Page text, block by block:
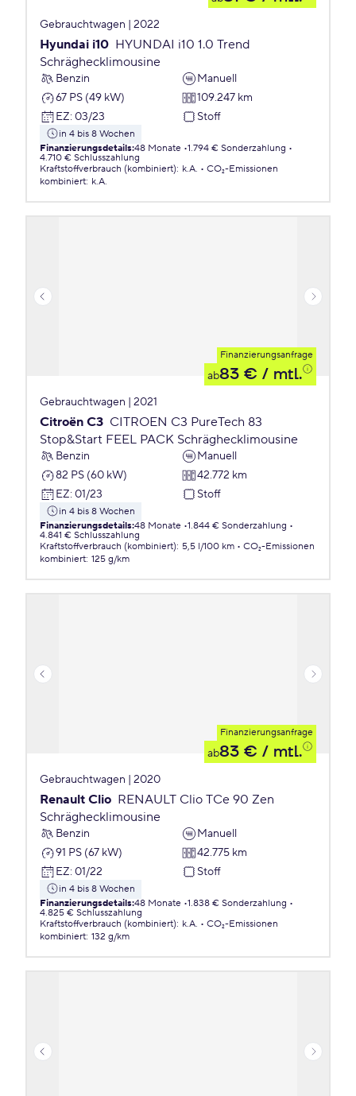
Gebrauchtwagen | 2022
Hyundai i10 HYUNDAI i10 1.0 Trend
Schräghecklimousine
Benzin
Manuell
67 PS (49 kW)
109.247 km
EZ: 03/23 Stoff
in 4 bis 8 Wochen
Finanzierungsdetails:48 Monate 1.794 € Sonderzahlung
4.710 € Schlusszahlung
Kraftstoffverbrauch (kombiniert): k.A.
CO₂-Emissionen
kombiniert: k.A.
Finanzierungsanfrage
ab83 € / mtl.
Gebrauchtwagen | 2021
Citroën C3 CITROEN C3 PureTech 83
Stop&Start FEEL PACK Schräghecklimousine
Benzin
Manuell
82 PS (60 kW)
42.772 km
EZ: 01/23 Stoff
in 4 bis 8 Wochen
Finanzierungsdetails:48 Monate 1.844 € Sonderzahlung
4.841 € Schlusszahlung
Kraftstoffverbrauch (kombiniert): 5,5 l/100 km
CO₂-Emissionen
kombiniert: 125 g/km
Finanzierungsanfrage
ab83 € / mtl.
Gebrauchtwagen | 2020
Renault Clio RENAULT Clio TCe 90 Zen
Schräghecklimousine
Benzin
Manuell
91 PS (67 kW)
42.775 km
EZ: 01/22 Stoff
in 4 bis 8 Wochen
Finanzierungsdetails:48 Monate 1.838 € Sonderzahlung
4.825 € Schlusszahlung
Kraftstoffverbrauch (kombiniert): k.A.
CO₂-Emissionen
kombiniert: 132 g/km